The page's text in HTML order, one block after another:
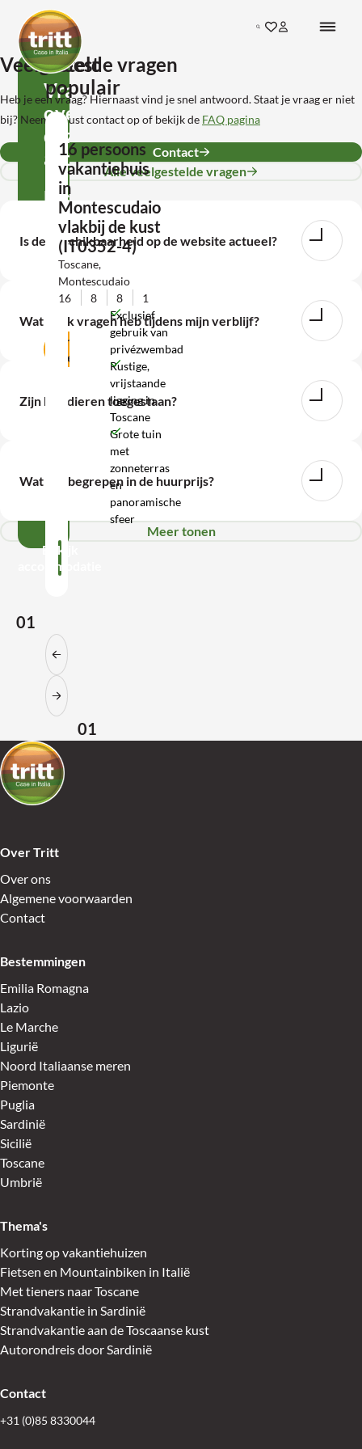
Ga direct naar de inhoud
Terug naar de startpagina
Search
Ga naar favorieten
Inloggen bij
Veelgestelde vragen
Heb je een vraag? Hiernaast vind je snel antwoord. Staat je vraag er niet
bij? Neem gerust contact op of bekijk de FAQ pagina
Contact
Alle veelgestelde vragen
Is de beschikbaarheid op de website actueel?
Wat als ik vragen heb tijdens mijn verblijf?
Zijn huisdieren toegestaan?
Wat is inbegrepen in de huurprijs?
Meer tonen
Vragen
over
deze
accommodatie?
Neem
contact
met
ons
op!
Contact
opnemen
WhatsApp
Meest
populair
16 persoons
vakantiehuis
in
Montescudaio
vlakbij de kust
(IT0352-4)
Toscane,
Montescudaio
16
8 8
1
Exclusief
gebruik van
privézwembad
Rustige,
vrijstaande
ligging in
Toscane
Grote tuin
met
zonneterras
en
panoramische
sfeer
Bekijk
accommodatie
01
Vorige slide
Volgende slide
01
Terug naar de startpagina
Over Tritt
Over ons
Algemene voorwaarden
Contact
Bestemmingen
Emilia Romagna
Lazio
Le Marche
Ligurië
Noord Italiaanse meren
Piemonte
Puglia
Sardinië
Sicilië
Toscane
Umbrië
Thema's
Korting op vakantiehuizen
Fietsen en Mountainbiken in Italië
Met tieners naar Toscane
Strandvakantie in Sardinië
Strandvakantie aan de Toscaanse kust
Autorondreis door Sardinië
Contact
+31 (0)85 8330044